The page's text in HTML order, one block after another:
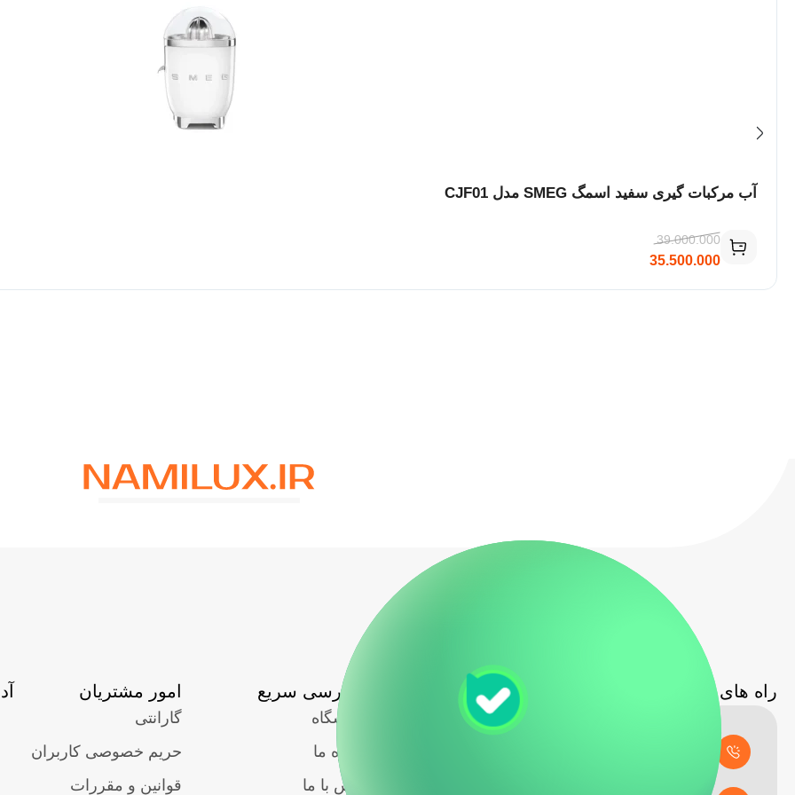
آب مرکبات گیری سفید اسمگ SMEG مدل CJF01
39.000.000
35.500.000
راه های ارتباطی دسترسی سریع
فروشگاه
درباره ما
تماس با ما
امور مشتریان
گارانتی
حریم خصوصی کاربران
قوانین و مقررات